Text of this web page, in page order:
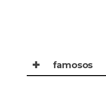
✚ famosos